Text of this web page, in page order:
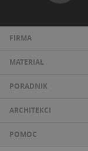
FIRMA
MATERIAŁ
PORADNIK
ARCHITEKCI
POMOC